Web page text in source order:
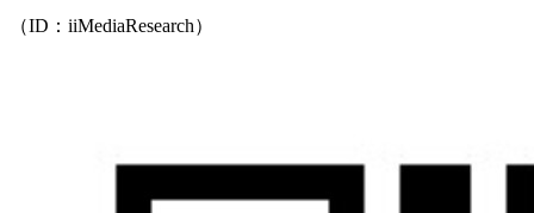
（ID：iiMediaResearch）